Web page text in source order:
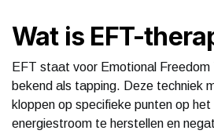
Wat is EFT-
EFT staat voor Emotional Freedom
bekend als tapping. Deze techniek
kloppen op specifieke punten op
energiestroom te herstellen en